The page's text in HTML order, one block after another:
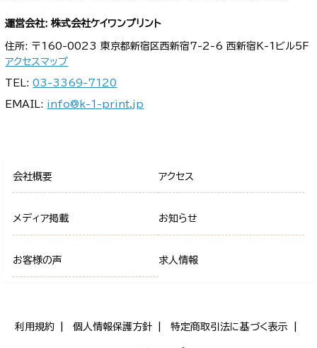
運営会社: 株式会社ケイワンプリント
住所: 〒160-0023 東京都新宿区西新宿7-2-6 西新宿K-1ビル5F
アクセスマップ
TEL:03-3369-7120
EMAIL: info@k-1-print.jp
会社概要 アクセス
メディア掲載 お知らせ
お客様の声 求人情報
利用規約 個人情報保護方針 特定商取引法に基づく表示